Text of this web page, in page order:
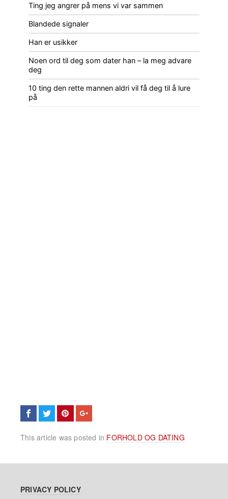
Ting jeg angrer på mens vi var sammen
Blandede signaler
Han er usikker
Noen ord til deg som dater han – la meg advare
deg
10 ting den rette mannen aldri vil få deg til å lure
på
This article was posted in FORHOLD OG DATING
PRIVACY POLICY